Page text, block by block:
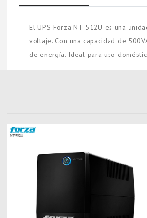
El UPS Forza NT-512U es una
voltaje. Con una capacidad de
de energía. Ideal para uso